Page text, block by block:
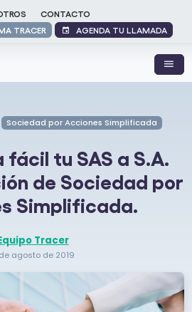
CONTACTO
TRACER AGENDA TU LLAMADA
Sociedad por Acciones Simplificada
tu SAS a S.A.
de Sociedad por
Simplificada.
Tracer
de agosto de 2019